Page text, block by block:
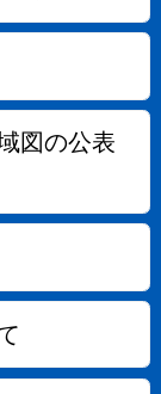
図の公表